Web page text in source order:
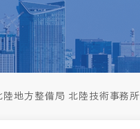
地方整備局 北陸技術事務所